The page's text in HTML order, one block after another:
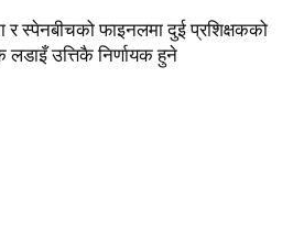
र स्पेनबीचको फाइनलमा दुई प्रशिक्षकको
लडाइँ उत्तिकै निर्णायक हुने